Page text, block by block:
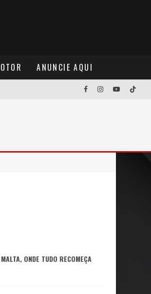
ANUNCIE AQUI
ONDE TUDO RECOMEÇA